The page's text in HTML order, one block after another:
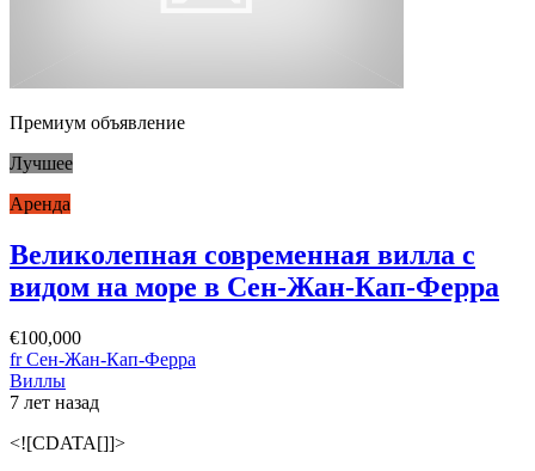
Премиум объявление
Лучшее
Аренда
Великолепная современная вилла с
видом на море в Сен-Жан-Кап-Ферра
€100,000
fr Сен-Жан-Кап-Ферра
Виллы
7 лет назад
<![CDATA[]]>